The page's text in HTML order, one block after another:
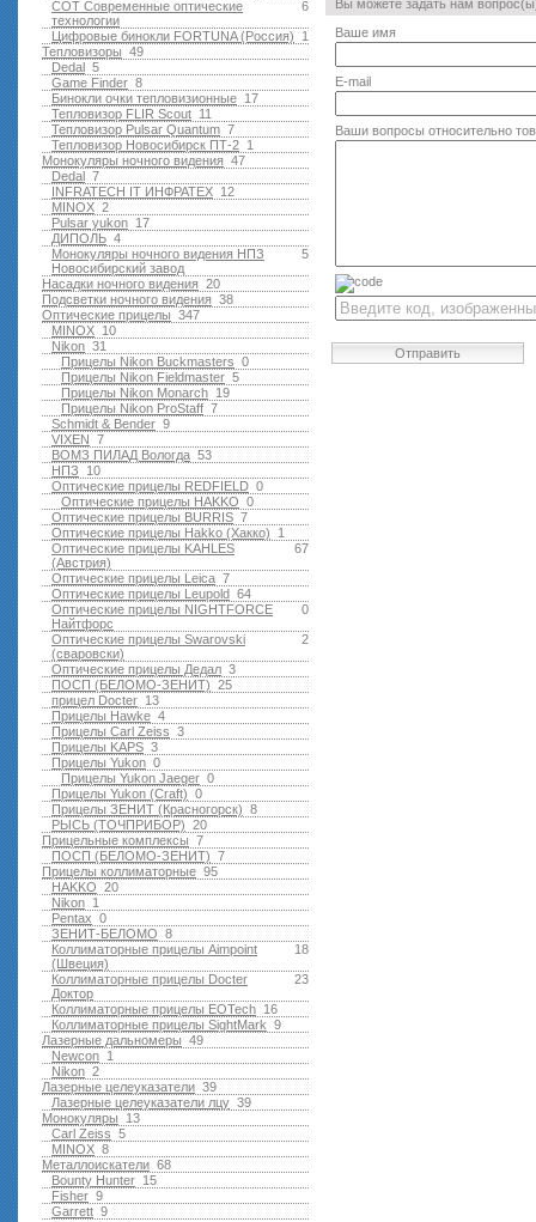
6
СОТ Современные оптические
технологии
1
Цифровые бинокли FORTUNA (Россия)
49
Тепловизоры
5
Dedal
8
Game Finder
17
Бинокли очки тепловизионные
11
Тепловизор FLIR Scout
7
Тепловизор Pulsar Quantum
1
Тепловизор Новосибирск ПТ-2
47
Монокуляры ночного видения
7
Dedal
12
INFRATECH IT ИНФРАТЕХ
2
MINOX
17
Pulsar yukon
4
ДИПОЛЬ
5
Монокуляры ночного видения НПЗ
Новосибирский завод
20
Насадки ночного видения
38
Подсветки ночного видения
347
Оптические прицелы
10
MINOX
31
Nikon
0
Прицелы Nikon Buckmasters
5
Прицелы Nikon Fieldmaster
19
Прицелы Nikon Monarch
7
Прицелы Nikon ProStaff
9
Schmidt & Bender
7
VIXEN
53
ВОМЗ ПИЛАД Вологда
10
НПЗ
0
Оптические прицелы REDFIELD
0
Оптические прицелы HAKKO
7
Оптические прицелы BURRIS
1
Оптические прицелы Hakko (Хакко)
67
Оптические прицелы KAHLES
(Австрия)
7
Оптические прицелы Leica
64
Оптические прицелы Leupold
0
Оптические прицелы NIGHTFORCE
Найтфорс
2
Оптические прицелы Swarovski
(сваровски)
3
Оптические прицелы Дедал
25
ПОСП (БЕЛОМО-ЗЕНИТ)
13
прицел Docter
4
Прицелы Hawke
3
Прицелы Carl Zeiss
3
Прицелы KAPS
0
Прицелы Yukon
0
Прицелы Yukon Jaeger
0
Прицелы Yukon (Craft)
8
Прицелы ЗЕНИТ (Красногорск)
20
РЫСЬ (ТОЧПРИБОР)
7
Прицельные комплексы
7
ПОСП (БЕЛОМО-ЗЕНИТ)
95
Прицелы коллиматорные
20
HAKKO
1
Nikon
0
Pentax
8
ЗЕНИТ-БЕЛОМО
18
Коллиматорные прицелы Aimpoint
(Швеция)
23
Коллиматорные прицелы Docter
Доктор
16
Коллиматорные прицелы EOTech
9
Коллиматорные прицелы SightMark
49
Лазерные дальномеры
1
Newcon
2
Nikon
39
Лазерные целеуказатели
39
Лазерные целеуказатели лцу
13
Монокуляры
5
Carl Zeiss
8
MINOX
68
Металлоискатели
15
Bounty Hunter
9
Fisher
9
Garrett
Вы можете задать нам
Ваше имя
E-mail
Ваши вопросы относительно
Отправить